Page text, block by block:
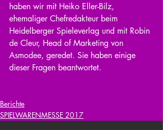
haben wir mit Heiko Eller-Bilz,
ehemaliger Chefredakteur beim
Heidelberger Spieleverlag und mit Robin
de Cleur, Head of Marketing von
Asmodee, geredet. Sie haben einige
dieser Fragen beantwortet.
Berichte
SPIELWARENMESSE 2017